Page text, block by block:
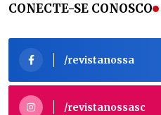
CONECTE-SE CONOSCO
/revistanossa
/revistanossasc